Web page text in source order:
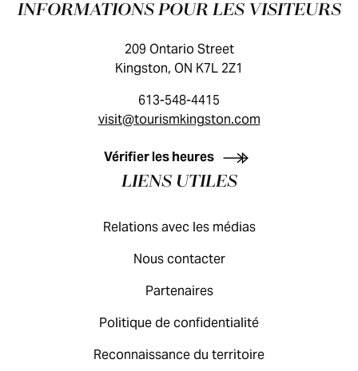
GUIDE DES VISITEURS
INFORMATIONS POUR LES VISITEURS
209 Ontario Street
Kingston, ON K7L 2Z1
613-548-4415
visit@tourismkingston.com
Vérifier les heures
LIENS UTILES
Relations avec les médias
Nous contacter
Partenaires
Politique de confidentialité
Reconnaissance du territoire